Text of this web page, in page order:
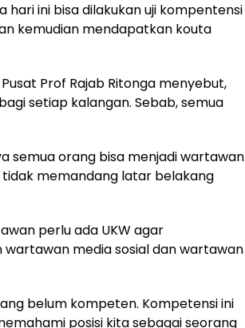
hari ini bisa dilakukan uji kompentensi
kemudian mendapatkan kouta
Prof Rajab Ritonga menyebut,
setiap kalangan. Sebab, semua
semua orang bisa menjadi wartawan
memandang latar belakang
perlu ada UKW agar
media sosial dan wartawan
belum kompeten. Kompetensi ini
posisi kita sebagai seorang